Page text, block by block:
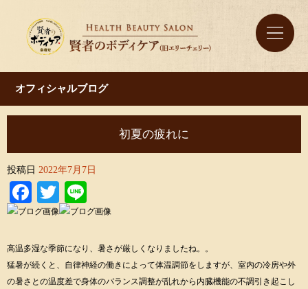
オフィシャルブログ
初夏の疲れに
投稿日 2022年7月7日
Facebook
Twitter
高温多湿な季節になり、暑さが厳しくなりましたね。。
猛暑が続くと、自律神経の働きによって体温調節をしますが、室内の冷房や外
の暑さとの温度差で身体のバランス調整が乱れから内臓機能の不調引き起こし